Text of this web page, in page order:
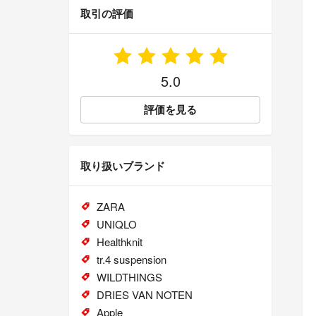
取引の評価
5.0
評価を見る
取り扱いブランド
ZARA
UNIQLO
Healthknit
tr.4 suspension
WILDTHINGS
DRIES VAN NOTEN
Apple